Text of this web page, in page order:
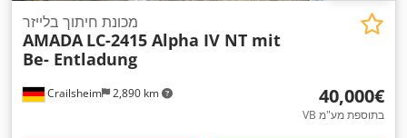
Crailsheim 2,890 km
מכונת חיתוך בלייזר
AMADA LC-2415 Alpha IV NT mit
Be- Entladung
‏40,000 ‏€
VB בתוספת מע"מ